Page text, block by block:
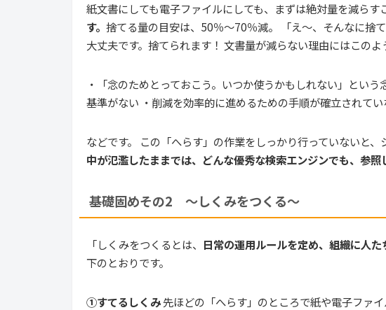
紙文書にしても電子ファイルにしても、まずは絶対量を減らす
す。 捨てる量の目安は、50％～70％減。 「え～、そんなに捨
大丈夫です。捨てられます！ 文書量が減らない理由にはこのよ
・「念のためとっておこう。いつか使うかもしれない」とい
基準がない ・削減を効率的に進めるための手順が確立されて
などです。 この「へらす」の作業をしっかり行っていないと、
中が氾濫したままでは、どんな優秀な検索エンジンでも、参照
基礎固めその2 ～しくみをつくる～
「しくみをつくるとは、 日常の運用ルールを定め、組織に人た
下のとおりです。
①すてるしくみ先ほどの「へらす」のところで紙や電子ファ